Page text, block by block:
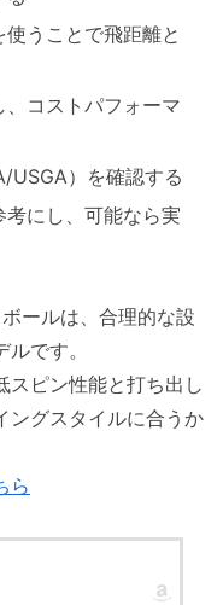
うことで飛距離と
コストパフォーマ
USGA）を確認する
にし、可能なら実
ールは、合理的な設
です。
スピン性能と打ち出し
ングスタイルに合うか
ら